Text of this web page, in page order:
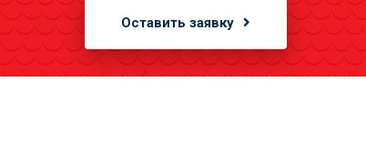
Оставить заявку